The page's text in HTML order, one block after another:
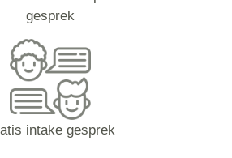
gesprek
intake gesprek